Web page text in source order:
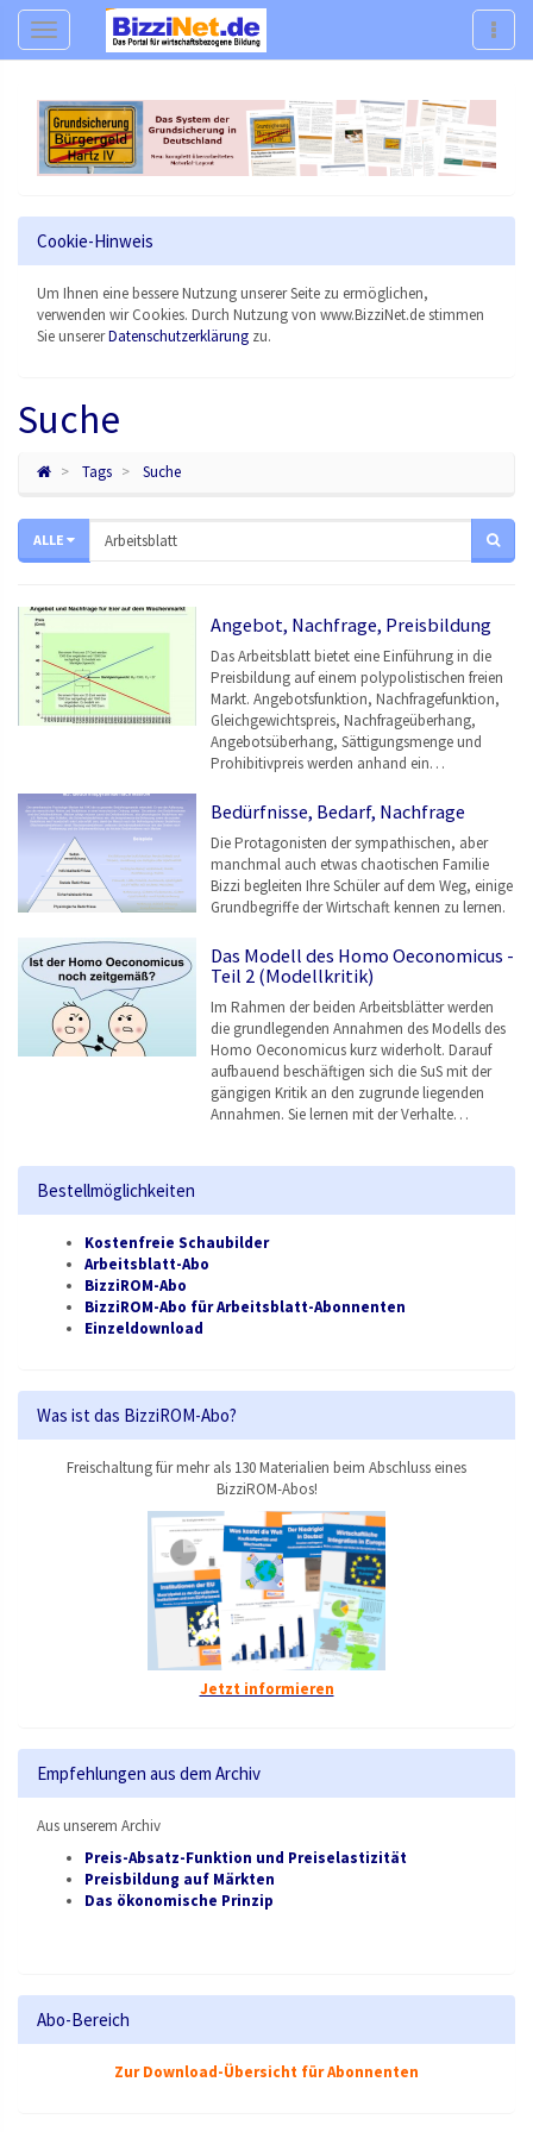
Navigation
Cookie-Hinweis
Um Ihnen eine bessere Nutzung unserer Seite zu ermöglichen,
verwenden wir Cookies. Durch Nutzung von www.BizziNet.de stimmen
Sie unsererDatenschutzerklärung zu.
Suche
Tags Suche
ALLE
Angebot, Nachfrage, Preisbildung
Das Arbeitsblatt bietet eine Einführung in die
Preisbildung auf einem polypolistischen freien
Markt. Angebotsfunktion, Nachfragefunktion,
Gleichgewichtspreis, Nachfrageüberhang,
Angebotsüberhang, Sättigungsmenge und
Prohibitivpreis werden anhand ein…
Bedürfnisse, Bedarf, Nachfrage
Die Protagonisten der sympathischen, aber
manchmal auch etwas chaotischen Familie
Bizzi begleiten Ihre Schüler auf dem Weg, einige
Grundbegriffe der Wirtschaft kennen zu lernen.
Das Modell des Homo Oeconomicus -
Teil 2 (Modellkritik)
Im Rahmen der beiden Arbeitsblätter werden
die grundlegenden Annahmen des Modells des
Homo Oeconomicus kurz widerholt. Darauf
aufbauend beschäftigen sich die SuS mit der
gängigen Kritik an den zugrunde liegenden
Annahmen. Sie lernen mit der Verhalte…
Bestellmöglichkeiten
Kostenfreie Schaubilder
Arbeitsblatt-Abo
BizziROM-Abo
BizziROM-Abo für Arbeitsblatt-Abonnenten
Einzeldownload
Was ist das BizziROM-Abo?
Freischaltung für mehr als 130 Materialien beim Abschluss eines
BizziROM-Abos!
Jetzt informieren
Empfehlungen aus dem Archiv
Aus unserem Archiv
Preis-Absatz-Funktion und Preiselastizität
Preisbildung auf Märkten
Das ökonomische Prinzip
Abo-Bereich
Zur Download-Übersicht für Abonnenten